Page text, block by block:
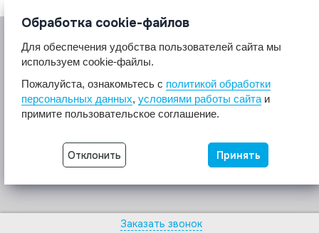
Заказать звонок
© 2017 A2A4
Крепеж из нержавеющей стали А2 А4.
Разработка сайта -
Неткам
Обработка cookie-файлов
Для обеспечения удобства пользователей сайта мы
используем cookie-файлы.
Пожалуйста, ознакомьтесь с политикой обработки
персональных данных, условиями работы сайта и
примите пользовательское соглашение.
Отклонить Принять